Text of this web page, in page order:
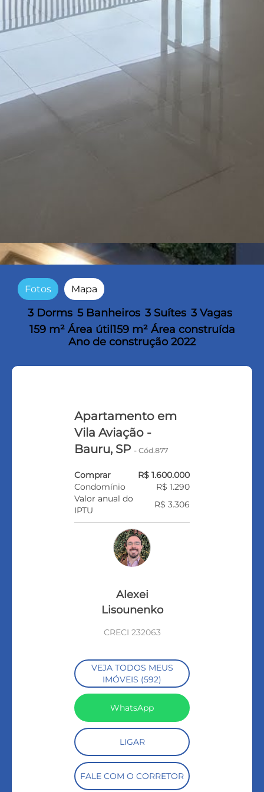
Fotos Mapa
3 Dorms 5 Banheiros 3 Suítes 3 Vagas
159 m² Área útil 159 m² Área construída
Ano de construção 2022
Apartamento em
Vila Aviação -
Bauru, SP- Cód.877
Comprar
R$ 1.600.000
Condomínio
R$ 1.290
Valor anual do
IPTU
R$ 3.306
Alexei
Lisounenko
CRECI 232063
VEJA TODOS MEUS
IMÓVEIS (592)
WhatsApp
LIGAR
FALE COM O CORRETOR